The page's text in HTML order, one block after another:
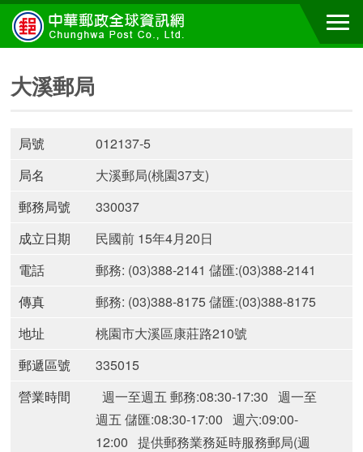
大溪郵局
局號
012137-5
局名
大溪郵局(桃園37支)
郵務局號
330037
成立日期
民國前 15年4月20日
電話
郵務: (03)388-2141 儲匯:(03)388-2141
傳真
郵務: (03)388-8175 儲匯:(03)388-8175
地址
桃園市大溪區康莊路210號
郵遞區號
335015
營業時間
週一至週五 郵務:08:30-17:30 週一至
週五 儲匯:08:30-17:00 週六:09:00-
12:00 提供郵務業務延時服務郵局(週